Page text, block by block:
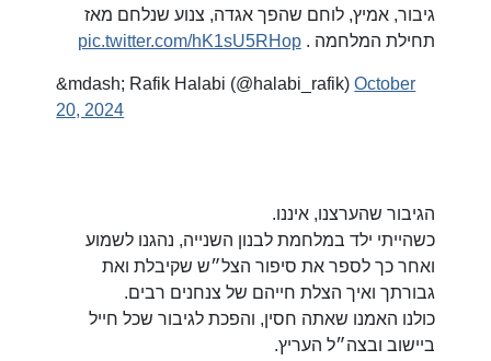
גיבור, אמיץ, לוחם שהפך אגדה, צנוע שנלחם מאז
תחילת המלחמה .pic.twitter.com/hK1sU5RHop
&mdash; Rafik Halabi (@halabi_rafik)October
20, 2024
הגיבור שהערצנו, איננו.
כשהייתי ילד במלחמת לבנון השנייה, נהגנו לשמוע
ואחר כך לספר את סיפור הצל״ש שקיבלת ואת
גבורתך ואיך הצלת חייהם של צנחנים רבים.
כולנו האמנו שאתה חסין, והפכת לגיבור שכל חייל
ביישוב ובצה״ל העריץ.